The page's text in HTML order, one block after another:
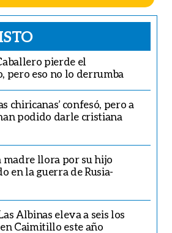
pierde el
pero eso no lo derrumba
chiricanas’ confesó, pero a
podido darle cristiana
madre llora por su hijo
en la guerra de Rusia-
Albinas eleva a seis los
Caimitillo este año